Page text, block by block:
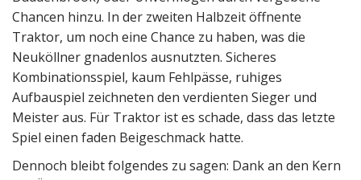
Chancen hinzu. In der zweiten Halbzeit öffnente
Traktor, um noch eine Chance zu haben, was die
Neuköllner gnadenlos ausnutzten. Sicheres
Kombinationsspiel, kaum Fehlpässe, ruhiges
Aufbauspiel zeichneten den verdienten Sieger und
Meister aus. Für Traktor ist es schade, dass das letzte
Spiel einen faden Beigeschmack hatte.
Dennoch bleibt folgendes zu sagen: Dank an den Kern